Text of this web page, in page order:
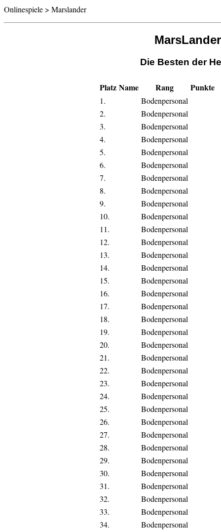
Onlinespiele > Marslander
Die Besten der
Platz Name Rang Punkte
1.
Bodenpersonal
2.
Bodenpersonal
3.
Bodenpersonal
4.
Bodenpersonal
5.
Bodenpersonal
6.
Bodenpersonal
7.
Bodenpersonal
8.
Bodenpersonal
9.
Bodenpersonal
10.
Bodenpersonal
11.
Bodenpersonal
12.
Bodenpersonal
13.
Bodenpersonal
14.
Bodenpersonal
15.
Bodenpersonal
16.
Bodenpersonal
17.
Bodenpersonal
18.
Bodenpersonal
19.
Bodenpersonal
20.
Bodenpersonal
21.
Bodenpersonal
22.
Bodenpersonal
23.
Bodenpersonal
24.
Bodenpersonal
25.
Bodenpersonal
26.
Bodenpersonal
27.
Bodenpersonal
28.
Bodenpersonal
29.
Bodenpersonal
30.
Bodenpersonal
31.
Bodenpersonal
32.
Bodenpersonal
33.
Bodenpersonal
34.
Bodenpersonal